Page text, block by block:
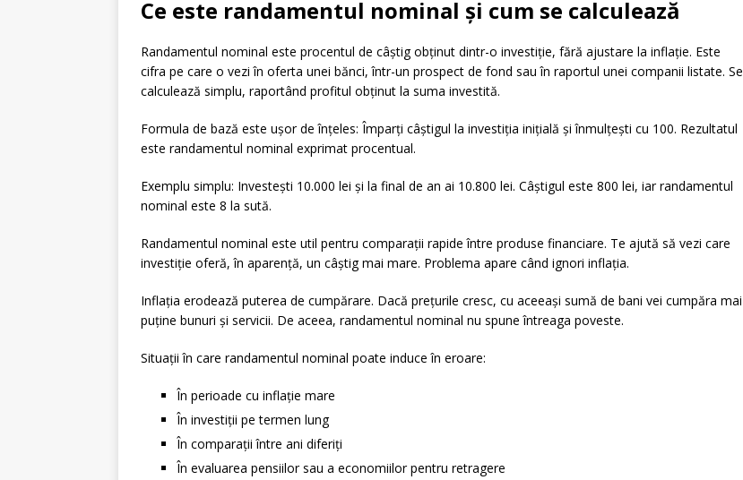
Ce este randamentul nominal și cum se calculează
Randamentul nominal este procentul de câștig obținut dintr-o investiție, fără ajustare la inflație. Este
cifra pe care o vezi în oferta unei bănci, într-un prospect de fond sau în raportul unei companii listate. Se
calculează simplu, raportând profitul obținut la suma investită.
Formula de bază este ușor de înțeles: Împarți câștigul la investiția inițială și înmulțești cu 100. Rezultatul
este randamentul nominal exprimat procentual.
Exemplu simplu: Investești 10.000 lei și la final de an ai 10.800 lei. Câștigul este 800 lei, iar randamentul
nominal este 8 la sută.
Randamentul nominal este util pentru comparații rapide între produse financiare. Te ajută să vezi care
investiție oferă, în aparență, un câștig mai mare. Problema apare când ignori inflația.
Inflația erodează puterea de cumpărare. Dacă prețurile cresc, cu aceeași sumă de bani vei cumpăra mai
puține bunuri și servicii. De aceea, randamentul nominal nu spune întreaga poveste.
Situații în care randamentul nominal poate induce în eroare:
În perioade cu inflație mare
În investiții pe termen lung
În comparații între ani diferiți
În evaluarea pensiilor sau a economiilor pentru retragere